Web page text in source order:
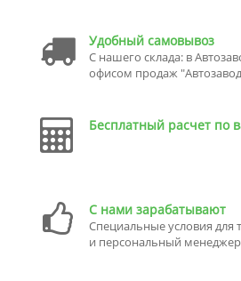
Удобный самовывоз
С нашего склада: в
офисом продаж
Бесплатный расчет по
С нами зарабатывают
Специальные условия для
и персональный